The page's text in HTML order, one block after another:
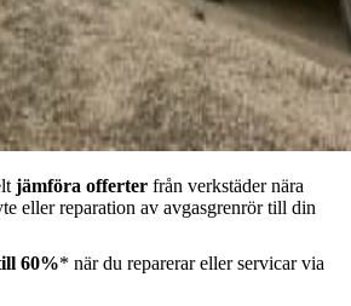
jämföra offerter från verkstäder nära
eller reparation av avgasgrenrör till din
60%* när du reparerar eller servicar via